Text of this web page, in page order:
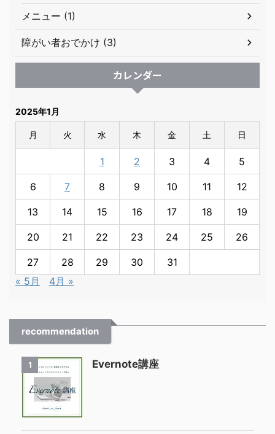
メニュー (1)
障がい者おでかけ (3)
カレンダー
2025年1月
月 火 水 木 金 土 日
1 2 3 4 5
6 7 8 9 10 11 12
13 14 15 16 17 18 19
20 21 22 23 24 25 26
27 28 29 30
31
« 5月
4月 »
recommendation
1 Evernote講座